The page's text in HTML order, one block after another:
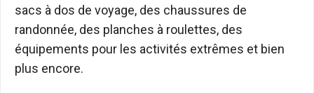
sacs à dos de voyage, des chaussures de
randonnée, des planches à roulettes, des
équipements pour les activités extrêmes et bien
plus encore.